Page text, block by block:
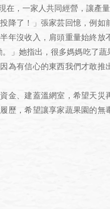
在，一家人共同經營，讓產
了！」張家芸回憶，例如
年沒收入，肩頭重量始終
」她指出，很多媽媽吃了
為有信心的東西我們才敢
、建蓋溫網室，希望天災
歷，希望讓享家蔬果園的